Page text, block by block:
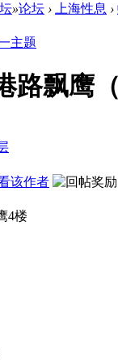
»论坛 › 上海性息 ›
路飘鹰
该作者
飘鹰4楼
2点